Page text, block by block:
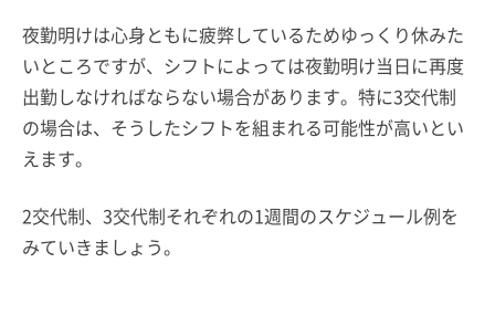
夜勤明けは心身ともに疲弊しているためゆっくり休みた
いところですが、シフトによっては夜勤明け当日に再度
出勤しなければならない場合があります。特に3交代制
の場合は、そうしたシフトを組まれる可能性が高いとい
えます。
2交代制、3交代制それぞれの1週間のスケジュール例を
みていきましょう。